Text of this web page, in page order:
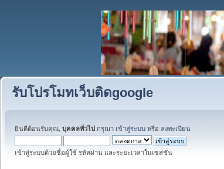
รับโปรโมทเว็บติดgoogle
ยินดีต้อนรับคุณ, บุคคลทั่วไป กรุณา เข้าสู่ระบบ หรือ ลงทะเบียน
เข้าสู่ระบบด้วยชื่อผู้ใช้ รหัสผ่าน และระยะเวลาในเซสชั่น